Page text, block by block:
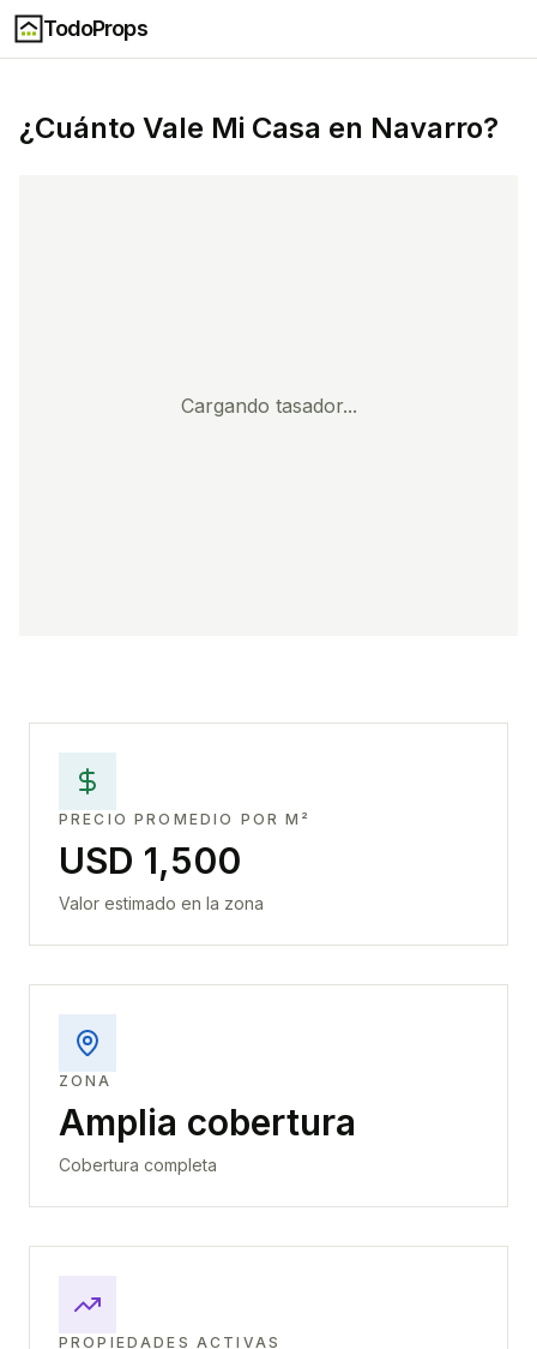
TodoProps
¿Cuánto Vale Mi Casa en Navarro?
Cargando tasador...
PRECIO PROMEDIO POR M²
USD 1,500
Valor estimado en la zona
ZONA
Amplia cobertura
Cobertura completa
PROPIEDADES ACTIVAS